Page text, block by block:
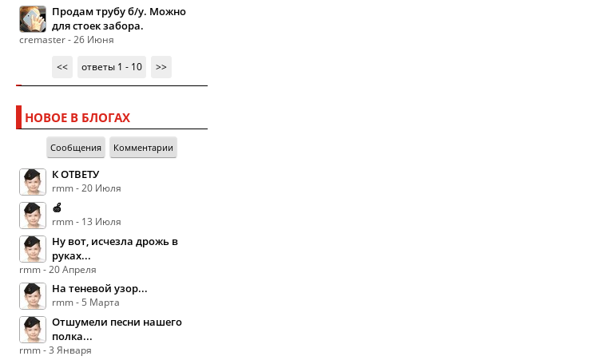
Продам трубу б/у. Можно
для стоек забора.
cremaster - 26 Июня
<<
ответы 1 - 10 >>
НОВОЕ В БЛОГАХ
Сообщения Комментарии
К ОТВЕТУ
rmm - 20 Июля
🍏
rmm - 13 Июля
Ну вот, исчезла дрожь в
руках...
rmm - 20 Апреля
На теневой узор...
rmm - 5 Марта
Отшумели песни нашего
полка...
rmm - 3 Января